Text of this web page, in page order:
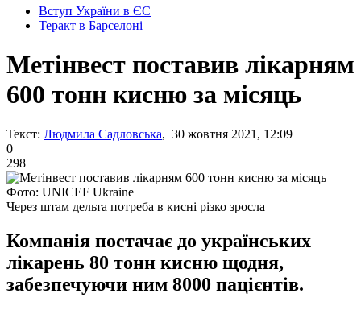
Вступ України в ЄС
Теракт в Барселоні
Метінвест поставив лікарням
600 тонн кисню за місяць
Текст: Людмила Садловська, 30 жовтня 2021, 12:09
0
298
Фото: UNICEF Ukraine
Через штам дельта потреба в кисні різко зросла
Компанія постачає до українських
лікарень 80 тонн кисню щодня,
забезпечуючи ним 8000 пацієнтів.